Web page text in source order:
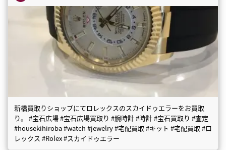
新橋買取りショップにてロレックスのスカイドゥエラーをお買取
り。 #宝石広場 #宝石広場買取り #腕時計 #時計 #宝石買取り #査定
#housekihiroba #watch #jewelry #宅配買取 #キット #宅配買取 #ロ
レックス #Rolex #スカイドゥエラー